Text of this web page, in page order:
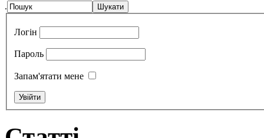
.
Логін
Пароль
Запам'ятати мене